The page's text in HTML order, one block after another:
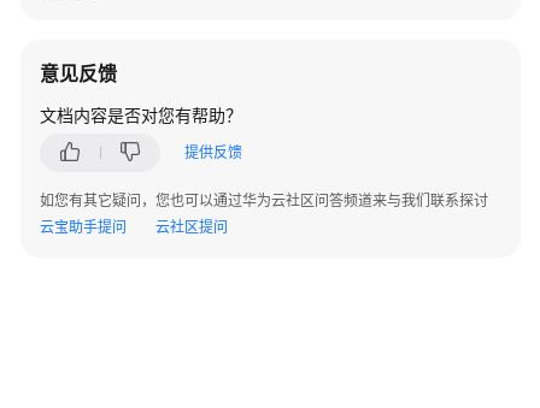
能
差
异
认
证
意见反馈
文档内容是否对您有帮助？
提供反馈
如您有其它疑问，您也可以通过华为云社区问答频道来与我们联系探讨
云宝助手提问
云社区提问